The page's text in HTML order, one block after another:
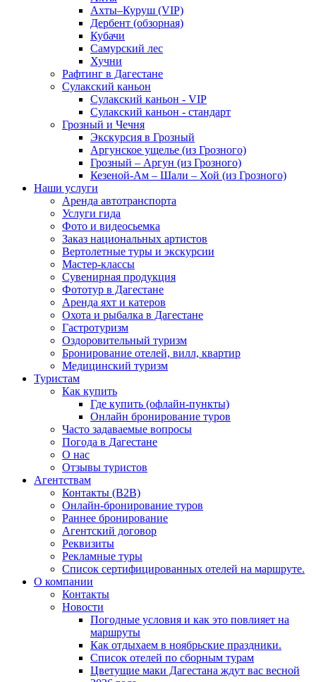
Ахты–Куруш (VIP)
Дербент (обзорная)
Кубачи
Самурский лес
Хучни
Рафтинг в Дагестане
Сулакский каньон
Сулакский каньон - VIP
Сулакский каньон - стандарт
Грозный и Чечня
Экскурсия в Грозный
Аргунское ущелье (из Грозного)
Грозный – Аргун (из Грозного)
Кезеной-Ам – Шали – Хой (из Грозного)
Наши услуги
Аренда автотранспорта
Услуги гида
Фото и видеосьемка
Заказ национальных артистов
Вертолетные туры и экскурсии
Мастер-классы
Сувенирная продукция
Фототур в Дагестане
Аренда яхт и катеров
Охота и рыбалка в Дагестане
Гастротуризм
Оздоровительный туризм
Бронирование отелей, вилл, квартир
Медицинский туризм
Туристам
Как купить
Где купить (офлайн-пункты)
Онлайн бронирование туров
Часто задаваемые вопросы
Погода в Дагестане
О нас
Отзывы туристов
Агентствам
Контакты (B2B)
Онлайн-бронирование туров
Раннее бронирование
Агентский договор
Реквизиты
Рекламные туры
Список сертифицированных отелей на маршруте.
О компании
Контакты
Новости
Погодные условия и как это повлияет на
маршруты
Как отдыхаем в ноябрьские праздники.
Список отелей по сборным турам
Цветущие маки Дагестана ждут вас весной